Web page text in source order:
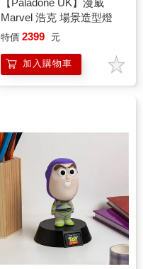
Marvel 浩克 場景造型燈
特價 2399 元
加入購物車